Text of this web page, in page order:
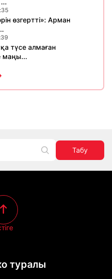
өзгертті»: Арман
түсе алмаған
маңы...
Табу
туралы